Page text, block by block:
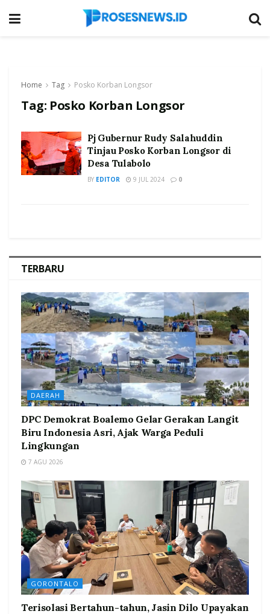
Home Tag Posko Korban Longsor
Tag: Posko Korban Longsor
Pj Gubernur Rudy Salahuddin
Tinjau Posko Korban Longsor di
Desa Tulabolo
BY EDITOR 9 JUL 2024 0
TERBARU
DAERAH
DPC Demokrat Boalemo Gelar Gerakan Langit
Biru Indonesia Asri, Ajak Warga Peduli
Lingkungan
7 AGU 2026
GORONTALO
Terisolasi Bertahun-tahun, Jasin Dilo Upayakan